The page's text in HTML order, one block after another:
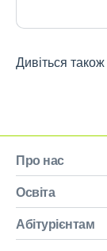
Дивіться також
Про нас
Освіта
Абітурієнтам